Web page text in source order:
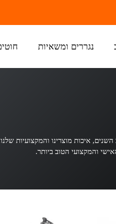
נגררים ומשאיות
איכות מוצרינו והמקצועיות
והמקצועי הטוב ביותר.